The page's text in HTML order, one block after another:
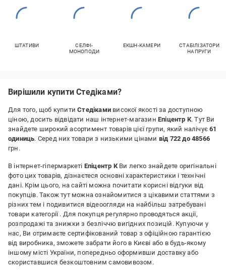
ШТАТИВИ
СЕЛФІ-
МОНОПОДИ
ЕКШН-КАМЕРИ
СТАБІЛІЗАТОРИ
НАПРУГИ
Вирішили купити Стедіками?
Для того, щоб купитиСтедіками високої якості за доступною
ціною, досить відвідати наш інтернет-магазин Епіцентр К. Тут Ви
знайдете широкий асортимент товарів цієї групи, який налічує61
одиниць. Серед них товари з низькими цінами від 722 до 48566
грн.
В інтернет-гіпермаркеті Епіцентр КВи легко знайдете оригінальні
фото цих товарів, дізнаєтеся основні характеристики і технічні
дані. Крім цього, на сайті можна почитати корисні відгуки від
покупців. Також тут можна ознайомитися з цікавими статтями з
різних тем і подивитися відеоогляди на найбільш затребувані
товари категорії . Для покупця регулярно проводяться акції,
розпродажі та знижки з безліччю вигідних позицій. Купуючи у
нас, Ви отримаєте сертифікований товар з офіційною гарантією
від виробника, зможете забрати його в Києві або в будь-якому
іншому місті України, попередньо оформивши доставку або
скориставшися безкоштовним самовивозом.